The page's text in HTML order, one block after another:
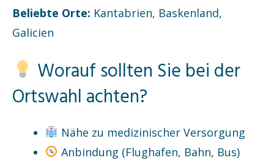
Beliebte Orte: Kantabrien, Baskenland,
Galicien
Worauf sollten Sie bei der
Ortswahl achten?
Nähe zu medizinischer Versorgung
Anbindung (Flughafen, Bahn, Bus)